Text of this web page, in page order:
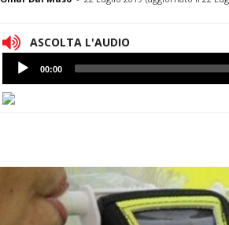
ASCOLTA L'AUDIO
Lettore
Audio
00:00